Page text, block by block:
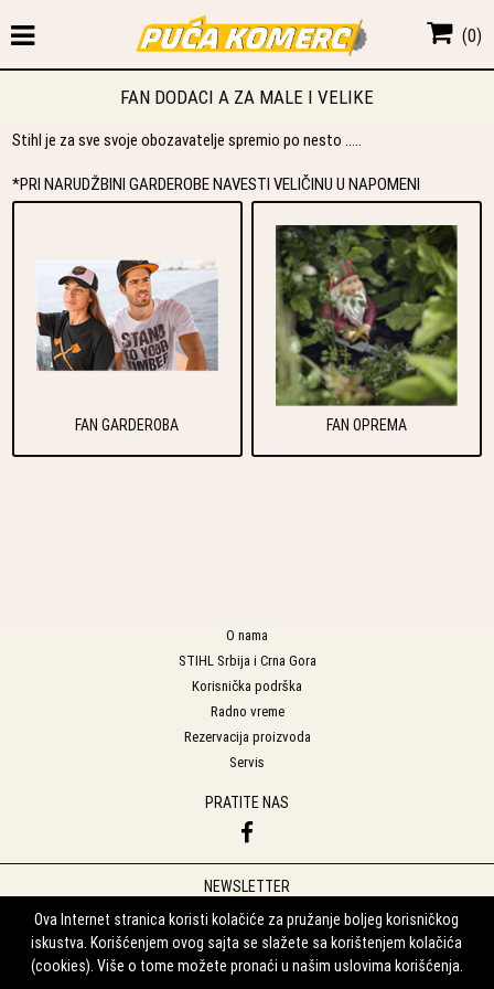
Ova Internet stranica koristi kolačiće za pružanje boljeg korisničkog
iskustva. Korišćenjem ovog sajta se slažete sa korištenjem kolačića
(cookies). Više o tome možete pronaći u našim uslovima korišćenja.
(0)
FAN DODACI A ZA MALE I VELIKE
Stihl je za sve svoje obozavatelje spremio po nesto .....
*PRI NARUDŽBINI GARDEROBE NAVESTI VELIČINU U NAPOMENI
FAN GARDEROBA FAN OPREMA
O nama
STIHL Srbija i Crna Gora
Korisnička podrška
Radno vreme
Rezervacija proizvoda
Servis
PRATITE NAS
NEWSLETTER
Prijavite se na naš Newsletter
Prijavi se